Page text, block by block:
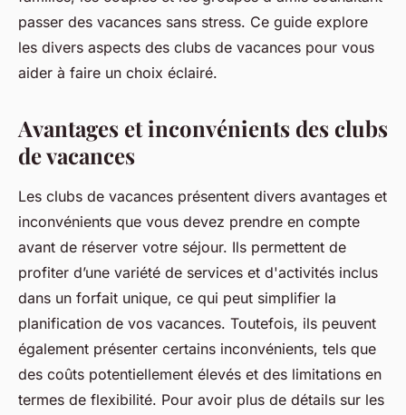
passer des vacances sans stress. Ce guide explore
les divers aspects des clubs de vacances pour vous
aider à faire un choix éclairé.
Avantages et inconvénients des clubs
de vacances
Les clubs de vacances présentent divers avantages et
inconvénients que vous devez prendre en compte
avant de réserver votre séjour. Ils permettent de
profiter d’une variété de services et d'activités inclus
dans un forfait unique, ce qui peut simplifier la
planification de vos vacances. Toutefois, ils peuvent
également présenter certains inconvénients, tels que
des coûts potentiellement élevés et des limitations en
termes de flexibilité. Pour avoir plus de détails sur les